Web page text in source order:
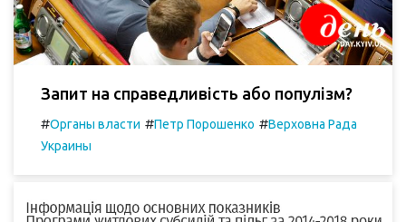
Запит на справедливість або популізм?
#Органы власти #Петр Порошенко #Верховна Рада
Украины